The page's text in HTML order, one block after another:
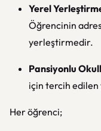
Yerel
Öğrencinin
yerleştirmedir.
Pansiyonlu
için tercih edilen
Her öğrenci;